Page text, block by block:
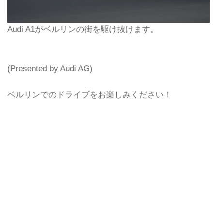
Audi A1がベルリンの街を駆け抜けます。
(Presented by Audi AG)
ベルリンでのドライブをお楽しみください！